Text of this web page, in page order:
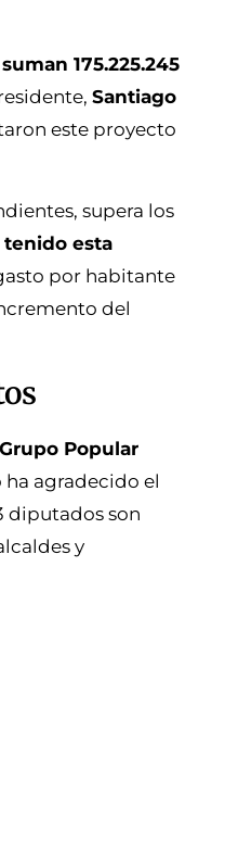
175.225.245
Santiago
este proyecto
supera los
esta
por habitante
del
Popular
ha agradecido el
diputados son
y